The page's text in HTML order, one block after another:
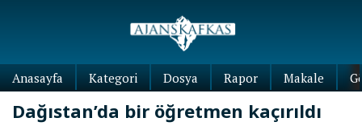
Anasayfa Kategori Dosya Rapor Makale
Dağıstan’da bir öğretmen kaçırıldı